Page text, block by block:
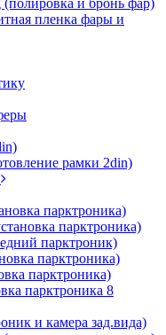
(полировка и бронь фар)
пленка фары и
рамки 2din)
парктроника)
парктроника)
парктроник)
парктроника)
парктроника)
парктроника 8
и камера зад.вида)